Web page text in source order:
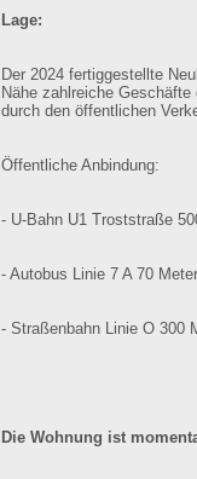
Lage:
Der 2024 fertiggestellte
Nähe zahlreiche
durch den öffentlichen
Öffentliche Anbindung:
- U-Bahn U1 Troststraße
- Autobus Linie 7 A 70
- Straßenbahn Linie O 300
Die Wohnung ist